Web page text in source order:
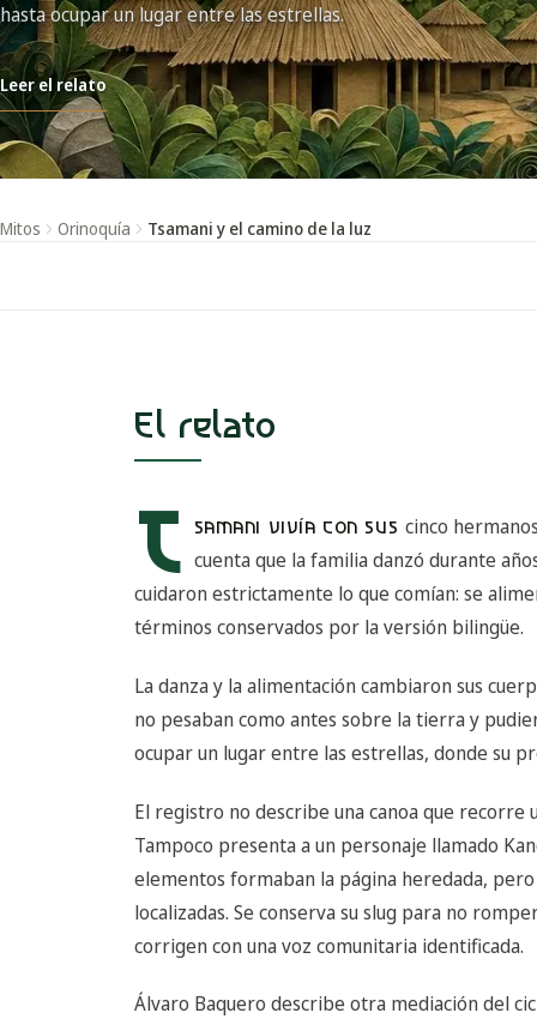
hasta ocupar un lugar entre las estrellas.
Leer el relato
Mitos Orinoquía Tsamani y el camino de la luz
El relato
T SAMANI VIVÍA CON SUS cinco
cuenta que la familia danzó durante
cuidaron estrictamente lo que comían: se
términos conservados por la versión bilingüe.
La danza y la alimentación cambiaron sus
no pesaban como antes sobre la tierra y
ocupar un lugar entre las estrellas, donde su
El registro no describe una canoa que
Tampoco presenta a un personaje llamado
elementos formaban la página heredada,
localizadas. Se conserva su slug para no
corrigen con una voz comunitaria identificada.
Álvaro Baquero describe otra mediación del